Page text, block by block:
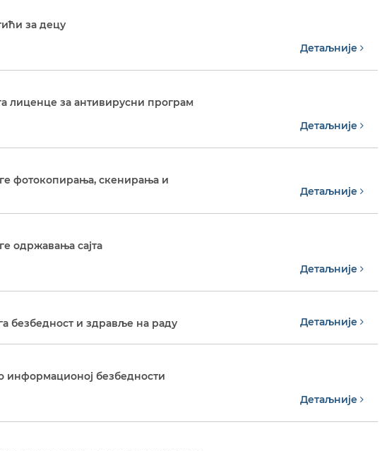
за децу
Детаљније
лиценце за антивирусни програм
Детаљније
фотокопирања, скенирања и
Детаљније
одржавања сајта
Детаљније
безбедност и здравље на раду Детаљније
информационој безбедности
Детаљније